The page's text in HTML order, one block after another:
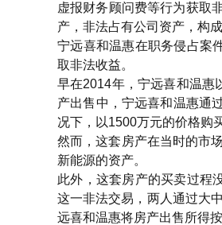
虚报财务顾问费等行为获取
产，非法占有公司资产，构
宁远喜和温惠在职务侵占案
取非法收益。
早在2014年，宁远喜和温惠
产出售中，宁远喜和温惠通
况下，以1500万元的价格购
然而，这套房产在当时的市
新能源的资产。
此外，这套房产的买卖过程
这一非法交易，两人通过大
远喜和温惠将房产出售所得